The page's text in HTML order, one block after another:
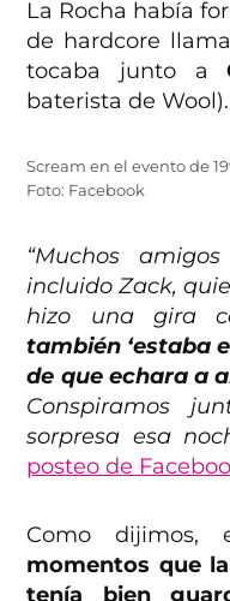
La Rocha había
de hardcore
tocaba junto a
baterista de Wool).
Scream en el evento de
Foto: Facebook
“Muchos
incluido Zack,
hizo una gira
también ‘estaba
de que echara a
Conspiramos
sorpresa esa
posteo de
Como dijimos,
momentos que
tenía bien